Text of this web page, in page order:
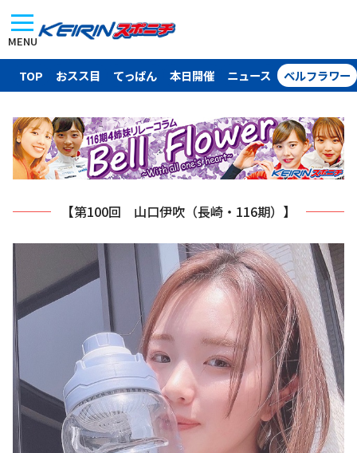
MENU
TOP おスス目 てっぱん 本日開催 ニュース ベルフラワー
【第100回 山口伊吹（長崎・116期）】